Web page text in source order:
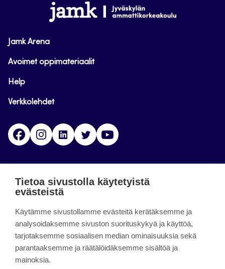
www.jamk.fi
Jamk Arena
Avoimet oppimateriaalit
Help
Verkkolehdet
FacebookInstagramLinkedinTwitter
päättynyt 11.9.2023.
About the site
Käyttöehdot
Tietoa sivustolla käytetyistä
evästeistä
Käytämme sivustollamme evästeitä kerätäksemme ja
analysoidaksemme sivuston suorituskykyä ja käyttöä,
tarjotaksemme sosiaalisen median ominaisuuksia sekä
parantaaksemme ja räätälöidäksemme sisältöä ja
mainoksia.